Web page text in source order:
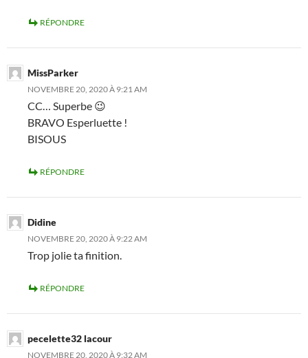
RÉPONDRE
MissParker
NOVEMBRE 20, 2020 À 9:21 AM
CC… Superbe 😉
BRAVO Esperluette !
BISOUS
RÉPONDRE
Didine
NOVEMBRE 20, 2020 À 9:22 AM
Trop jolie ta finition.
RÉPONDRE
pecelette32 lacour
NOVEMBRE 20, 2020 À 9:32 AM